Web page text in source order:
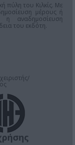
πύλη του Κιλκίς. Με
μέρους ή
αναδημοσίευση
του εκδότη.